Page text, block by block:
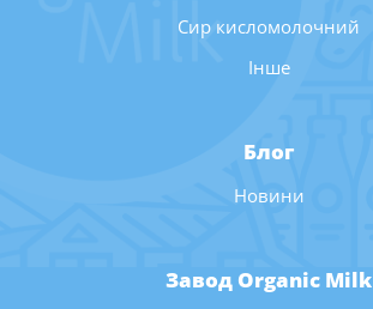
Сир кисломолочний
Інше
Блог
Новини
Завод Organic Milk